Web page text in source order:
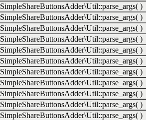
SimpleShareButtonsAdder\Util::parse_args( )
SimpleShareButtonsAdder\Util::parse_args( )
SimpleShareButtonsAdder\Util::parse_args( )
SimpleShareButtonsAdder\Util::parse_args( )
SimpleShareButtonsAdder\Util::parse_args( )
SimpleShareButtonsAdder\Util::parse_args( )
SimpleShareButtonsAdder\Util::parse_args( )
SimpleShareButtonsAdder\Util::parse_args( )
SimpleShareButtonsAdder\Util::parse_args( )
SimpleShareButtonsAdder\Util::parse_args( )
SimpleShareButtonsAdder\Util::parse_args( )